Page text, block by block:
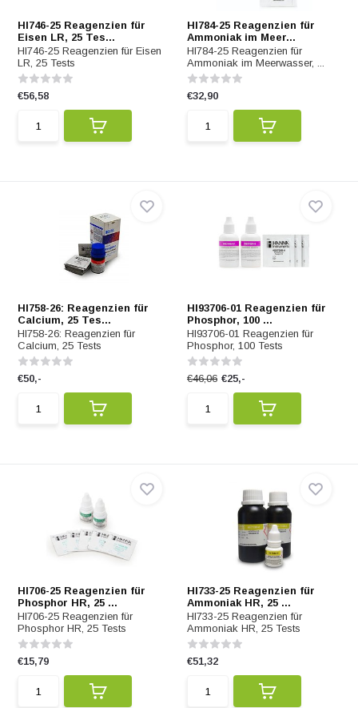
HI746-25 Reagenzien für
Eisen LR, 25 Tes...
HI746-25 Reagenzien für Eisen
LR, 25 Tests
€56,58
HI784-25 Reagenzien für
Ammoniak im Meer...
HI784-25 Reagenzien für
Ammoniak im Meerwasser, ...
€32,90
HI758-26: Reagenzien für
Calcium, 25 Tes...
HI758-26: Reagenzien für
Calcium, 25 Tests
€50,-
HI93706-01 Reagenzien für
Phosphor, 100 ...
HI93706-01 Reagenzien für
Phosphor, 100 Tests
€46,06 €25,-
HI706-25 Reagenzien für
Phosphor HR, 25 ...
HI706-25 Reagenzien für
Phosphor HR, 25 Tests
€15,79
HI733-25 Reagenzien für
Ammoniak HR, 25 ...
HI733-25 Reagenzien für
Ammoniak HR, 25 Tests
€51,32